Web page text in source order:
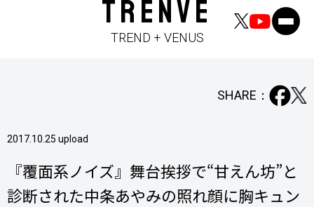
TRENVE
TREND + VENUS
2017.10.25 upload
SHARE：
『覆面系ノイズ』舞台挨拶で“甘えん坊”と
診断された中条あやみの照れ顔に胸キュン